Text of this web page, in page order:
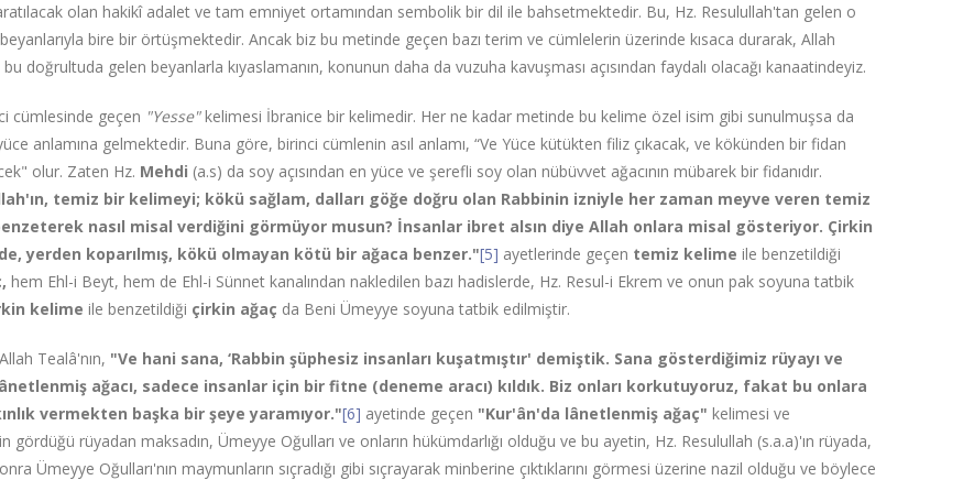
olan hakikî adalet ve tam emniyet ortamından sembolik bir dil ile bahsetmektedir. Bu, Hz. Resulullah'tan gelen o
bire bir örtüşmektedir. Ancak biz bu metinde geçen bazı terim ve cümlelerin üzerinde kısaca durarak, Allah
doğrultuda gelen beyanlarla kıyaslamanın, konunun daha da vuzuha kavuşması açısından faydalı olacağı kanaatindeyiz.
cümlesinde geçen "Yesse"kelimesi İbranice bir kelimedir. Her ne kadar metinde bu kelime özel isim gibi sunulmuşsa da
anlamına gelmektedir. Buna göre, birinci cümlenin asıl anlamı, “Ve Yüce kütükten filiz çıkacak, ve kökünden bir fidan
olur. Zaten Hz. Mehdi (a.s) da soy açısından en yüce ve şerefli soy olan nübüvvet ağacının mübarek bir fidanıdır.
temiz bir kelimeyi; kökü sağlam, dalları göğe doğru olan Rabbinin izniyle her zaman meyve veren temiz
nasıl misal verdiğini görmüyor musun? İnsanlar ibret alsın diye Allah onlara misal gösteriyor. Çirkin
yerden koparılmış, kökü olmayan kötü bir ağaca benzer."[5] ayetlerinde geçen temiz kelimeile benzetildiği
hem Ehl-i Beyt, hem de Ehl-i Sünnet kanalından nakledilen bazı hadislerde, Hz. Resul-i Ekrem ve onun pak soyuna tatbik
kelimeile benzetildiği çirkin ağaç da Beni Ümeyye soyuna tatbik edilmiştir.
Tealâ'nın, "Ve hani sana, ‘Rabbin şüphesiz insanları kuşatmıştır' demiştik. Sana gösterdiğimiz rüyayı ve
ağacı, sadece insanlar için bir fitne (deneme aracı) kıldık. Biz onları kor­kutuyoruz, fakat bu onlara
vermekten başka bir şeye yaramıyor."[6] ayetinde geçen "Kur'ân'da lânetlenmiş ağaç"kelimesi ve
gördüğü rüyadan maksadın, Ümeyye Oğulları ve onların hükümdarlığı olduğu ve bu ayetin, Hz. Resulullah (s.a.a)'ın rüyada,
Ümeyye Oğulları'nın maymunların sıçradığı gibi sıçrayarak minberine çıktıklarını görmesi üzerine nazil olduğu ve böylece